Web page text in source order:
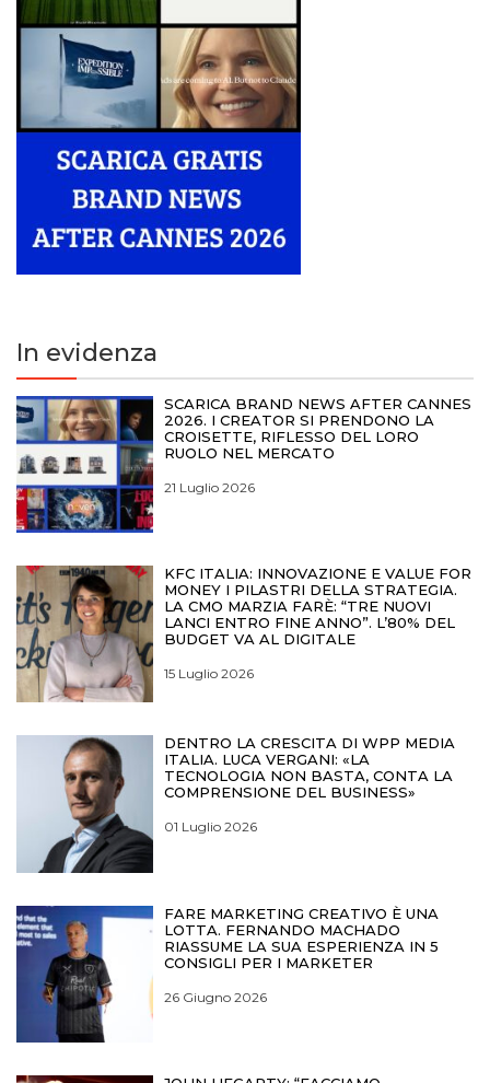
In evidenza
SCARICA BRAND NEWS AFTER CANNES
2026. I CREATOR SI PRENDONO LA
CROISETTE, RIFLESSO DEL LORO
RUOLO NEL MERCATO
21 Luglio 2026
KFC ITALIA: INNOVAZIONE E VALUE FOR
MONEY I PILASTRI DELLA STRATEGIA.
LA CMO MARZIA FARÈ: “TRE NUOVI
LANCI ENTRO FINE ANNO”. L’80% DEL
BUDGET VA AL DIGITALE
15 Luglio 2026
DENTRO LA CRESCITA DI WPP MEDIA
ITALIA. LUCA VERGANI: «LA
TECNOLOGIA NON BASTA, CONTA LA
COMPRENSIONE DEL BUSINESS»
01 Luglio 2026
FARE MARKETING CREATIVO È UNA
LOTTA. FERNANDO MACHADO
RIASSUME LA SUA ESPERIENZA IN 5
CONSIGLI PER I MARKETER
26 Giugno 2026